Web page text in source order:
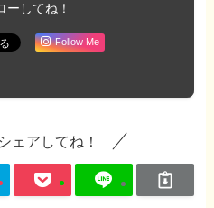
ーしてね！
Follow Me
ェアしてね！